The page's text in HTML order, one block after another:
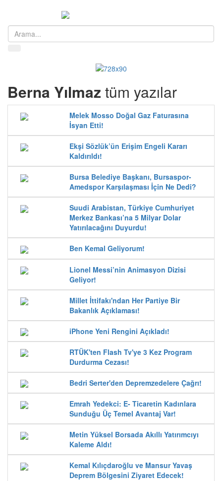
Berna Yılmaz tüm yazılar
Melek Mosso Doğal Gaz Faturasına
İsyan Etti!
Ekşi Sözlük’ün Erişim Engeli Kararı
Kaldırıldı!
Bursa Belediye Başkanı, Bursaspor-
Amedspor Karşılaşması İçin Ne Dedi?
Suudi Arabistan, Türkiye Cumhuriyet
Merkez Bankası’na 5 Milyar Dolar
Yatırılacağını Duyurdu!
Ben Kemal Geliyorum!
Lionel Messi’nin Animasyon Dizisi
Geliyor!
Millet İttifakı'ndan Her Partiye Bir
Bakanlık Açıklaması!
iPhone Yeni Rengini Açıkladı!
RTÜK'ten Flash Tv'ye 3 Kez Program
Durdurma Cezası!
Bedri Serter'den Depremzedelere Çağrı!
Emrah Yedekci: E- Ticaretin Kadınlara
Sunduğu Üç Temel Avantaj Var!
Metin Yüksel Borsada Akıllı Yatırımcıyı
Kaleme Aldı!
Kemal Kılıçdaroğlu ve Mansur Yavaş
Deprem Bölgesini Ziyaret Edecek!